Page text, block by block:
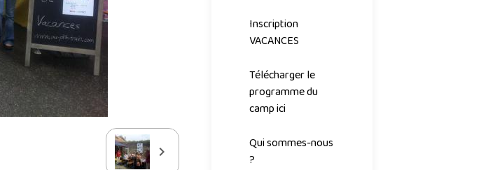
Inscription
VACANCES
Télécharger le
programme du
camp ici
Qui sommes-nous
?